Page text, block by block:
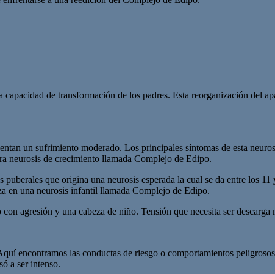
de transformación de los padres. Esta reorganización del
un sufrimiento moderado. Los principales síntomas de esta
neurosis de crecimiento llamada Complejo de Edipo.
que origina una neurosis esperada la cual se da entre los
en una neurosis infantil llamada Complejo de Edipo.
agresión y una cabeza de niño. Tensión que necesita ser
encontramos las conductas de riesgo o comportamientos
a ser intenso.